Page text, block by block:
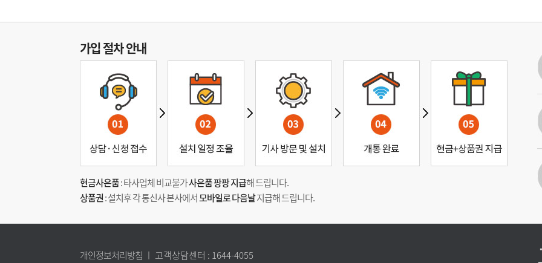
가입 절차 안내
현금사은품: 타사업체 비교불가사은품 팡팡 지급해 드립니다.
상품권: 설치후 각 통신사 본사에서모바일로 다음날지급해 드립니다.
개인정보처리방침 ㅣ 고객상담센터 : 1644-4055